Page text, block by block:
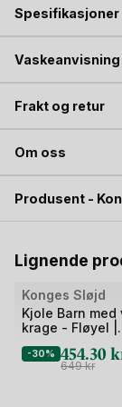
Spesifikasjoner
Vaskeanvisning
Frakt og retur
Om oss
Produsent -
Lignende
Bilde
av
Konges Sløjd
Kjole Barn med
krage - Fløyel |
Venola Dress
-30% 454.30
649kr